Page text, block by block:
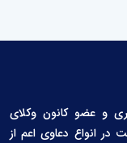
و عضو کانون وکلای
در انواع دعاوی اعم از